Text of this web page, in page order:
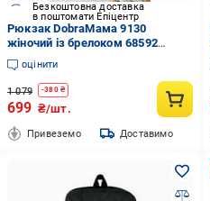
Безкоштовна доставка
в поштомати Епіцентр
Рюкзак DobraМама 9130
жіночий із брелоком 68592
Чорний
оцінити
1 079 -380₴
699 ₴/шт.
Привеземо Доставимо